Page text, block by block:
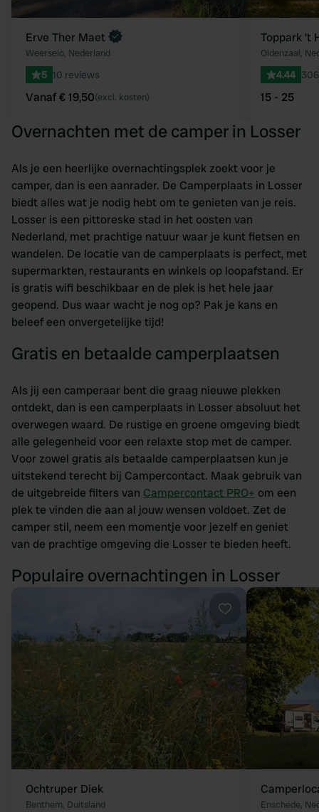
Erve Ther Maet
Weerselo, Nederland
5 10 reviews
Vanaf € 19,50(excl. kosten)
Toppark ’t
Oldenzaal,
4.44
15 - 25
Overnachten met de camper in Losser
Als je een heerlijke overnachtingsplek zoekt voor je
camper, dan is een aanrader. De Camperplaats in Losser
biedt alles wat je nodig hebt om te genieten van je reis.
Losser is een pittoreske stad in het oosten van
Nederland, met prachtige natuur waar je kunt fietsen en
wandelen. De locatie van de camperplaats is perfect, met
supermarkten, restaurants en winkels op loopafstand. Er
is gratis wifi beschikbaar en de plek is het hele jaar
geopend. Dus waar wacht je nog op? Pak je kans en
beleef een onvergetelijke tijd!
Gratis en betaalde camperplaatsen
Als jij een camperaar bent die graag nieuwe plekken
ontdekt, dan is een camperplaats in Losser absoluut het
overwegen waard. De rustige en groene omgeving biedt
alle gelegenheid voor een relaxte stop met de camper.
Voor zowel gratis als betaalde camperplaatsen kun je
uitstekend terecht bij Campercontact. Maak gebruik van
de uitgebreide filters van Campercontact PRO+ om een
plek te vinden die aan al jouw wensen voldoet. Zet de
camper stil, neem een momentje voor jezelf en geniet
van de prachtige omgeving die Losser te bieden heeft.
Populaire overnachtingen in Losser
Favoriet
Ochtruper Diek
Benthem, Duitsland Enschede,